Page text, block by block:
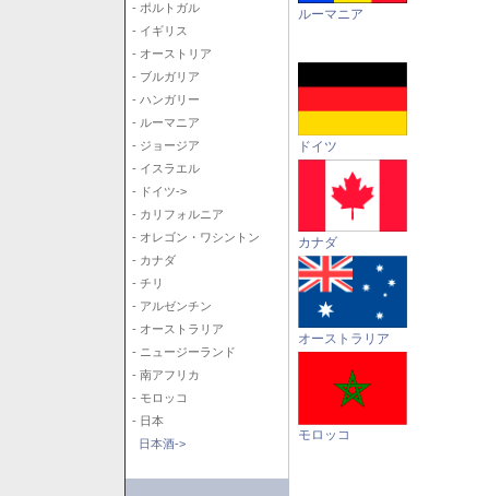
- ポルトガル
- イギリス
- オーストリア
- ブルガリア
- ハンガリー
- ルーマニア
- ジョージア
- イスラエル
- ドイツ->
- カリフォルニア
- オレゴン・ワシントン
- カナダ
- チリ
- アルゼンチン
- オーストラリア
- ニュージーランド
- 南アフリカ
- モロッコ
- 日本
日本酒->
ルーマニア
ドイツ
カナダ
オーストラリア
モロッコ